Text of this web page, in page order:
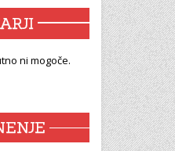
ni mogoče.